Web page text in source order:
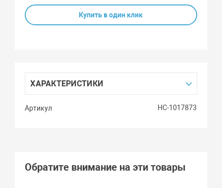
Купить в один клик
ХАРАКТЕРИСТИКИ
Артикул НС-1017873
Обратите внимание на эти товары